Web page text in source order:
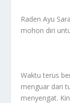
Raden Ayu
mohon diri
Waktu terus
menguar dari
menyengat.